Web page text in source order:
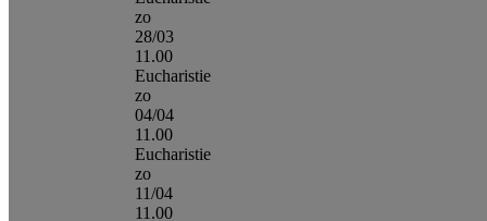
zo
28/03
11.00
Eucharistie
zo
04/04
11.00
Eucharistie
zo
11/04
11.00